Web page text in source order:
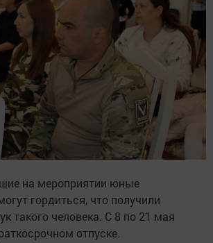
на мероприятии юные
гордиться, что получили
такого человека. С 8 по 21 мая
отпуске.